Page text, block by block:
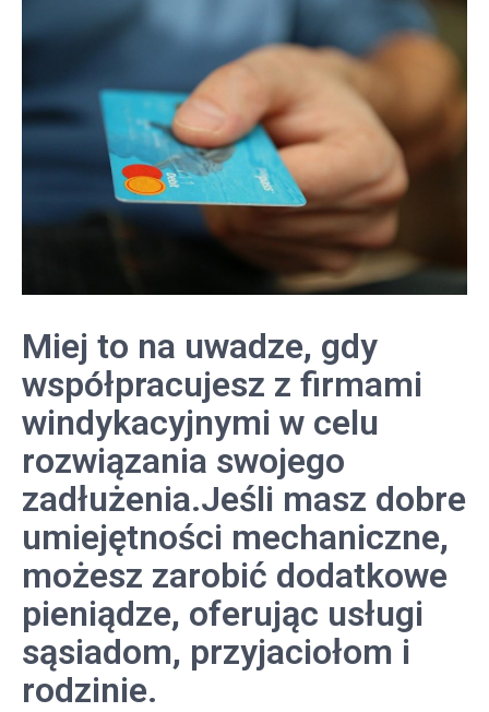
Miej to na uwadze, gdy
współpracujesz z firmami
windykacyjnymi w celu
rozwiązania swojego
zadłużenia.Jeśli masz dobre
umiejętności mechaniczne,
możesz zarobić dodatkowe
pieniądze, oferując usługi
sąsiadom, przyjaciołom i
rodzinie.